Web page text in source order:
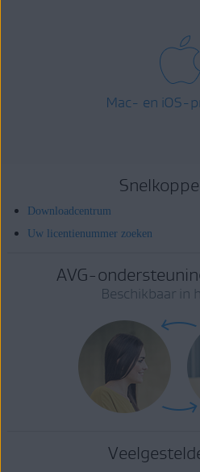
Mac- en iOS-
Downloadcentrum
Uw licentienummer zoeken
AVG-
Beschikbaar in